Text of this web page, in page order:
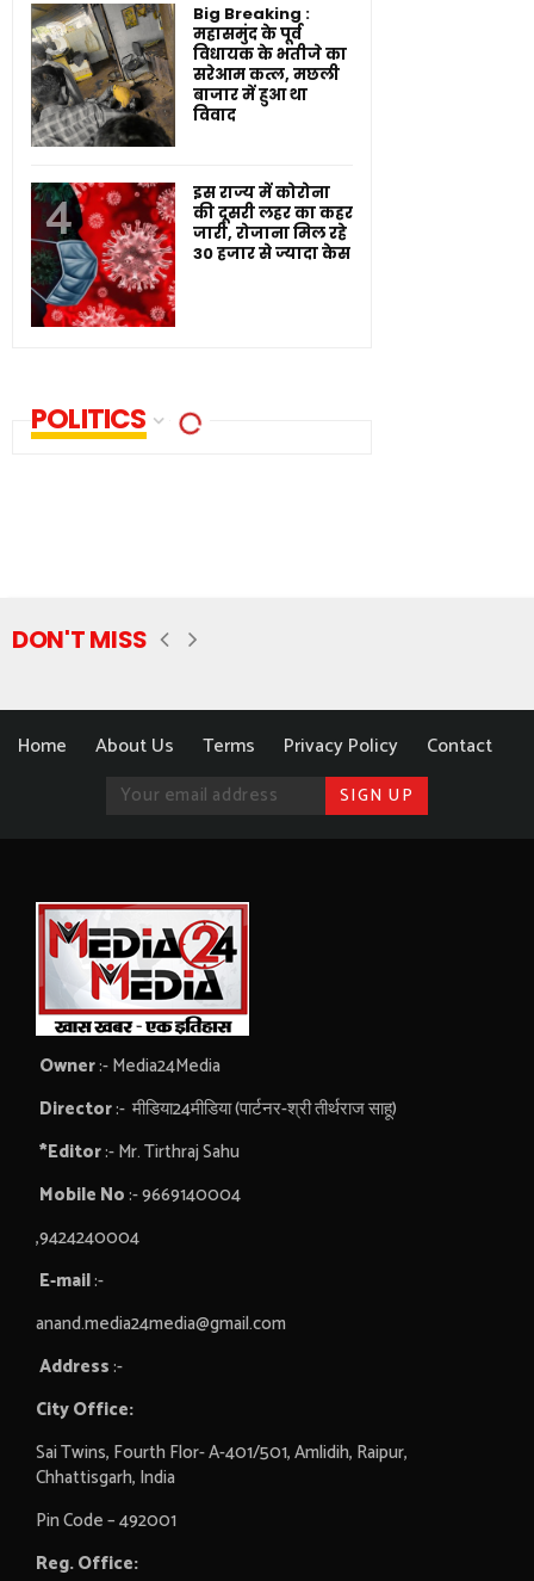
Big Breaking :
महासमुंद के पूर्व
विधायक के भतीजे का
सरेआम कत्ल, मछली
बाजार में हुआ था
विवाद
इस राज्य में कोरोना
की दूसरी लहर का कहर
जारी, रोजाना मिल रहे
30 हजार से ज्यादा केस
POLITICS
DON'T MISS
Home About Us Terms Privacy Policy Contact
Owner:- Media24Media
Director:- मीडिया24मीडिया (पार्टनर-श्री तीर्थराज साहू)
*Editor:- Mr. Tirthraj Sahu
Mobile No:- 9669140004
,9424240004
E-mail:-
anand.media24media@gmail.com
Address:-
City Office:
Sai Twins, Fourth Flor- A-401/501, Amlidih, Raipur,
Chhattisgarh, India
Pin Code – 492001
Reg. Office: